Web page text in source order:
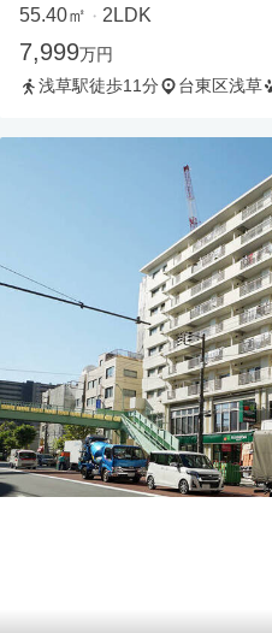
55.40㎡ ・ 2LDK
7,999万円
浅草駅徒歩11分
台東区浅草